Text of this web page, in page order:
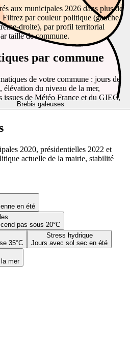
Brebis galeuses
en été
pas sous 20°C
35°C
Stress hydrique
Jours avec sol sec en été
mer
aux municipales 2026 dans plus de
Filtrez par couleur politique (gauche,
droite), par profil territorial
taille de commune.
par commune
de votre commune : jours de
élévation du niveau de la mer,
issues de Météo France et du GIEC,
2020, présidentielles 2022 et
actuelle de la mairie, stabilité